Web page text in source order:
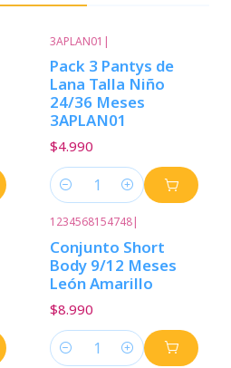
3APLAN01 |
Pack 3 Pantys de
Lana Talla Niño
24/36 Meses
3APLAN01
$4.990
Cantidad
1234568154748|
Conjunto Short
Body 9/12 Meses
León Amarillo
$8.990
Cantidad